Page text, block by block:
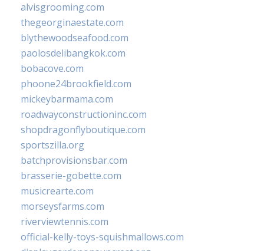
alvisgrooming.com
thegeorginaestate.com
blythewoodseafood.com
paolosdelibangkok.com
bobacove.com
phoone24brookfield.com
mickeybarmama.com
roadwayconstructioninc.com
shopdragonflyboutique.com
sportszilla.org
batchprovisionsbar.com
brasserie-gobette.com
musicrearte.com
morseysfarms.com
riverviewtennis.com
official-kelly-toys-squishmallows.com